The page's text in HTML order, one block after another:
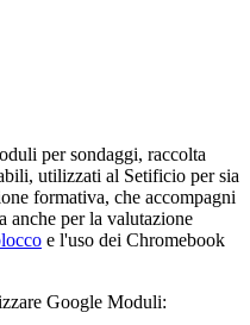
per sondaggi, raccolta
utilizzati al Setificio per sia
formativa, che accompagni
anche per la valutazione
e l'uso dei Chromebook
Google Moduli: